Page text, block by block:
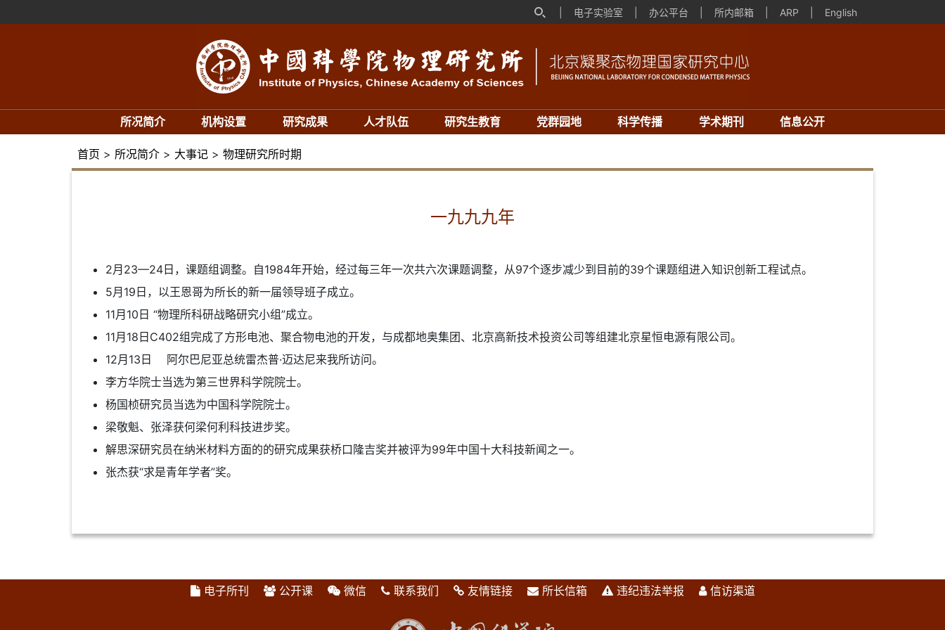
电子实验室 办公平台 所内邮箱 ARP English
所况简介 机构设置 研究成果 人才队伍 研究生教育 党群园地 科学传播 学术期刊 信息公开
首页 > 所况简介 > 大事记 > 物理研究所时期
一九九九年
2月23—24日，课题组调整。自1984年开始，经过每三年一次共六次课题调整，从97个逐步减少到目前的39个课题组进入知识创新工程试点。
5月19日，以王恩哥为所长的新一届领导班子成立。
11月10日 “物理所科研战略研究小组”成立。
11月18日C402组完成了方形电池、聚合物电池的开发，与成都地奥集团、北京高新技术投资公司等组建北京星恒电源有限公司。
12月13日 阿尔巴尼亚总统雷杰普·迈达尼来我所访问。
李方华院士当选为第三世界科学院院士。
杨国桢研究员当选为中国科学院院士。
梁敬魁、张泽获何梁何利科技进步奖。
解思深研究员在纳米材料方面的的研究成果获桥口隆吉奖并被评为99年中国十大科技新闻之一。
张杰获“求是青年学者”奖。
电子所刊 公开课 微信 联系我们 友情链接 所长信箱 违纪违法举报 信访渠道